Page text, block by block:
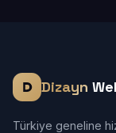
Dizayn
Türkiye geneline